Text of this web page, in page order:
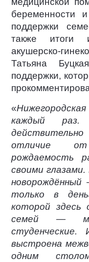
беременности
поддержки
также итоги
акушерско-
Татьяна
поддержки,
«
каждый раз.
отличие от
рождаемость
своими
только в
которой здесь
семей —
выстроена
одним